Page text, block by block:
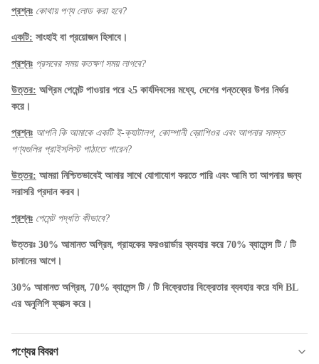
প্রশ্নঃ কোথায় পণ্য লোড করা হবে?
একটি: সাংহাই বা প্রয়োজন হিসাবে।
প্রশ্নঃ প্রসবের সময় কতক্ষণ সময় লাগবে?
উত্তর: অগ্রিম পেমেন্ট পাওয়ার পরে ২5 কার্যদিবসের মধ্যে, দেশের গন্তব্যের উপর নির্ভর
করে।
প্রশ্নঃ আপনি কি আমাকে একটি ই-ক্যাটালগ, কোম্পানী ব্রোশিওর এবং আপনার সমস্ত
পণ্যগুলির প্রাইসলিস্ট পাঠাতে পারেন?
উত্তর: আমরা নিশ্চিতভাবেই আমার সাথে যোগাযোগ করতে পারি এবং আমি তা আপনার জন্য
সরাসরি প্রদান করব।
প্রশ্নঃ পেমেন্ট পদ্ধতি কীভাবে?
উত্তরঃ 30% আমানত অগ্রিম, গ্রাহকের ফরওয়ার্ডার ব্যবহার করে 70% ব্যালেন্স টি / টি
চালানের আগে।
30% আমানত অগ্রিম, 70% ব্যালেন্স টি / টি বিক্রেতার বিক্রেতার ব্যবহার করে যদি BL
এর অনুলিপি ফ্যাক্স করে।
পণ্যের বিবরণ